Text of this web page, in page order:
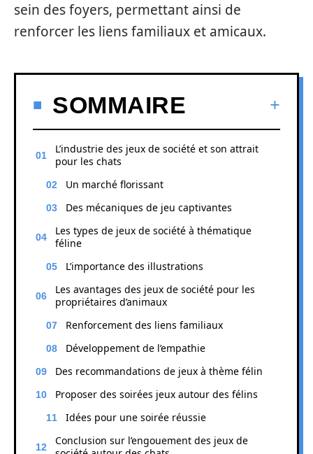
sein des foyers, permettant ainsi de
renforcer les liens familiaux et amicaux.
SOMMAIRE
L’industrie des jeux de société et son attrait
pour les chats
Un marché florissant
Des mécaniques de jeu captivantes
Les types de jeux de société à thématique
féline
L’importance des illustrations
Les avantages des jeux de société pour les
propriétaires d’animaux
Renforcement des liens familiaux
Développement de l’empathie
Des recommandations de jeux à thème félin
Proposer des soirées jeux autour des félins
Idées pour une soirée réussie
Conclusion sur l’engouement des jeux de